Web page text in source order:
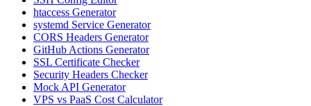
htaccess Generator
systemd Service Generator
CORS Headers Generator
GitHub Actions Generator
SSL Certificate Checker
Security Headers Checker
Mock API Generator
VPS vs PaaS Cost Calculator